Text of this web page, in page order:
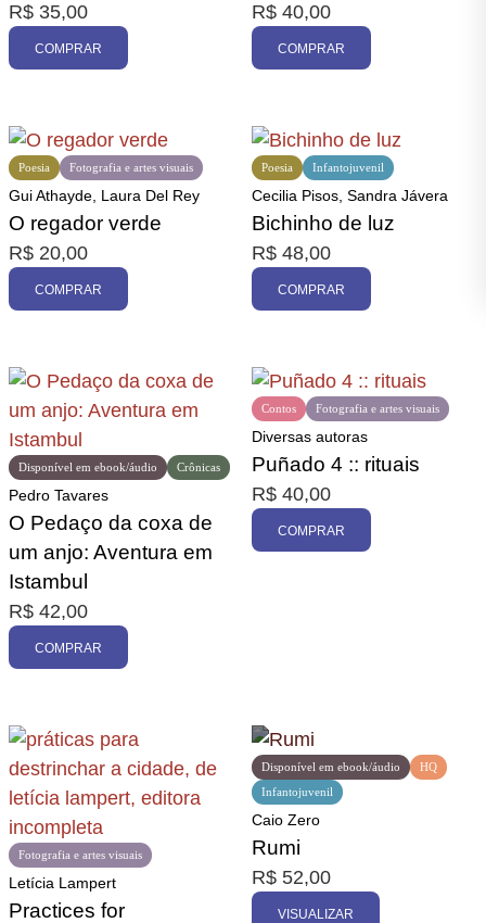
R$ 35,00
COMPRAR
R$ 40,00
COMPRAR
Fotografia e artes visuais
Poesia
Gui Athayde, Laura Del Rey
O regador verde
R$ 20,00
COMPRAR
Infantojuvenil
Poesia
Cecilia Pisos, Sandra Jávera
Bichinho de luz
R$ 48,00
COMPRAR
Crônicas
Disponível em ebook/áudio
Pedro Tavares
O Pedaço da coxa de
um anjo: Aventura em
Istambul
R$ 42,00
COMPRAR
Contos Fotografia e artes visuais
Diversas autoras
Puñado 4 :: rituais
R$ 40,00
COMPRAR
Fotografia e artes visuais
Letícia Lampert
Practices for
Disponível em ebook/áudio
HQ
Infantojuvenil
Caio Zero
Rumi
R$ 52,00
VISUALIZAR